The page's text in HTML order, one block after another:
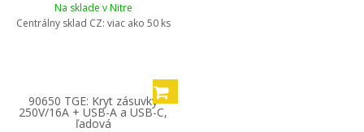
Na sklade v Nitre
Centrálny sklad CZ: viac ako 50 ks
90650 TGE: Kryt zásuvky
250V/16A + USB-A a USB-C,
ľadová